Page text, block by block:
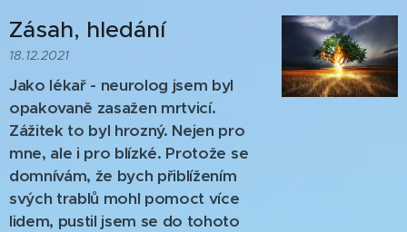
Zásah, hledání
18.12.2021
Jako lékař - neurolog jsem byl
opakovaně zasažen mrtvicí.
Zážitek to byl hrozný. Nejen pro
mne, ale i pro blízké. Protože se
domnívám, že bych přiblížením
svých trablů mohl pomoct více
lidem, pustil jsem se do tohoto